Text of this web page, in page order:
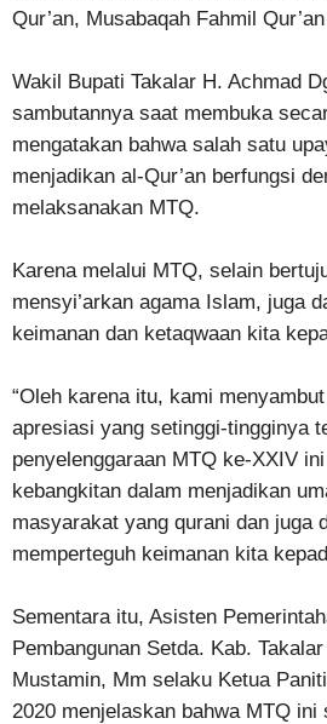
Qur’an, Musabaqah Fahmil
Wakil Bupati Takalar H. Achmad
sambutannya saat membuka
mengatakan bahwa salah satu
menjadikan al-Qur’an berfungsi
melaksanakan MTQ.
Karena melalui MTQ, selain
mensyi’arkan agama Islam, juga
keimanan dan ketaqwaan kita
“Oleh karena itu, kami
apresiasi yang setinggi-tingginya
penyelenggaraan MTQ ke-XXIV
kebangkitan dalam menjadikan
masyarakat yang qurani dan juga
memperteguh keimanan kita
Sementara itu, Asisten
Pembangunan Setda. Kab.
Mustamin, Mm selaku Ketua
2020 menjelaskan bahwa MTQ ini